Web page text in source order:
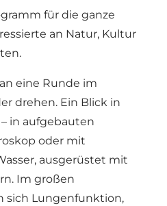
für die ganze
an Natur, Kultur
eine Runde im
drehen. Ein Blick in
in aufgebauten
oder mit
ausgerüstet mit
Im großen
sich Lungenfunktion,